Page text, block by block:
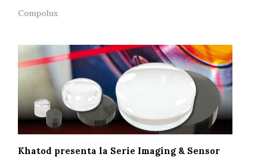
Compolux
Khatod presenta la Serie Imaging & Sensor